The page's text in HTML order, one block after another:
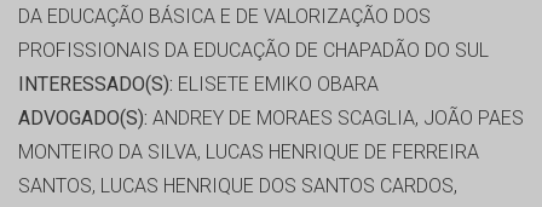
DA EDUCAÇÃO BÁSICA E DE VALORIZAÇÃO DOS
PROFISSIONAIS DA EDUCAÇÃO DE CHAPADÃO DO SUL
INTERESSADO(S): ELISETE EMIKO OBARA
ADVOGADO(S): ANDREY DE MORAES SCAGLIA, JOÃO PAES
MONTEIRO DA SILVA, LUCAS HENRIQUE DE FERREIRA
SANTOS, LUCAS HENRIQUE DOS SANTOS CARDOS,